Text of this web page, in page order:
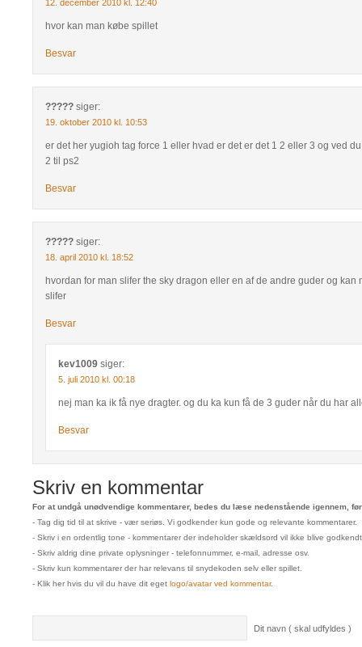
12. december 2010 kl. 12:40
hvor kan man købe spillet
Besvar
????? siger:
19. oktober 2010 kl. 10:53
er det her yugioh tag force 1 eller hvad er det er det 1 2 eller 3 og ved
2 til ps2
Besvar
????? siger:
18. april 2010 kl. 18:52
hvordan for man slifer the sky dragon eller en af de andre guder og kan
slifer
Besvar
kev1009 siger:
5. juli 2010 kl. 00:18
nej man ka ik få nye dragter. og du ka kun få de 3 guder når du har
Besvar
Skriv en kommentar
For at undgå unødvendige kommentarer, bedes du læse nedenstående igennem,
- Tag dig tid til at skrive - vær seriøs. Vi godkender kun gode og relevante kommentarer.
- Skriv i en ordentlig tone - kommentarer der indeholder skældsord vil ikke blive
- Skriv aldrig dine private oplysninger - telefonnummer, e-mail, adresse osv.
- Skriv kun kommentarer der har relevans til snydekoden selv eller spillet.
- Klik her hvis du vil du have dit eget logo/avatar ved kommentar.
Dit navn ( skal udfyldes )